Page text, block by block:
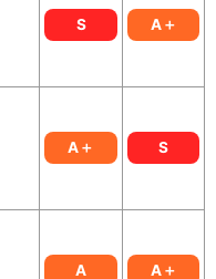
S A＋
A＋ S
A A＋